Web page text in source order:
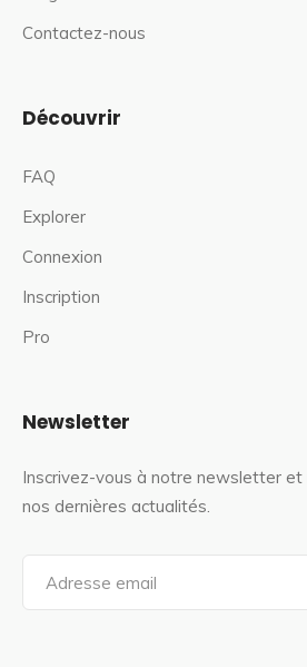
Contactez-nous
Découvrir
FAQ
Explorer
Connexion
Inscription
Pro
Newsletter
Inscrivez-vous à notre newsletter
nos dernières actualités.
a